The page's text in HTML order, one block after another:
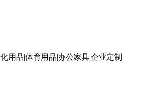
用品|体育用品|办公家具|企业定制